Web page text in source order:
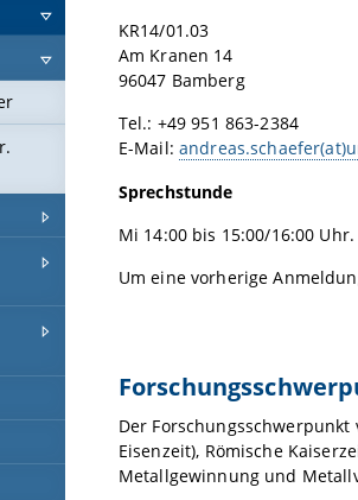
KR14/01.03
Am Kranen 14
96047 Bamberg
Tel.: +49 951 863-2384
E-Mail:
Sprechstunde
Mi 14:00 bis 15:00/16:00 Uhr.
Um eine vorherige
Der
Eisenzeit), Römische
Metallgewinnung und